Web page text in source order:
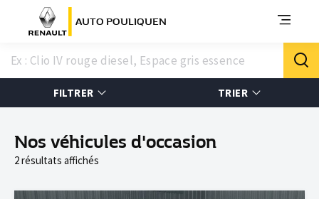
AUTO POULIQUEN
FILTRER TRIER
Nos véhicules d'occasion
2 résultats affichés